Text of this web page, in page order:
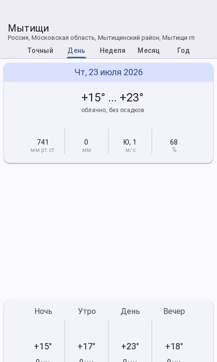
Мытищи
Россия, Московская область, Мытищинский район, Мытищи гп
Точный День Неделя Месяц Год
Чт, 23 июля 2026
+15° ... +23°
облачно, без осадков
741
мм рт.ст.
0
мм
Ю, 1
м/с
68
%
Ночь
+15°
Утро
+17°
День
+23°
Вечер
+18°